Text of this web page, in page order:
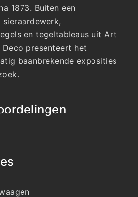
1873. Buiten een
sieraardewerk,
en tegeltableaus uit Art
Deco presenteert het
baanbrekende exposities